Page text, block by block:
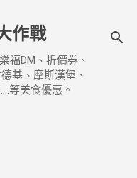
作戰
福DM、折價券、
基、摩斯漢堡、
等美食優惠。